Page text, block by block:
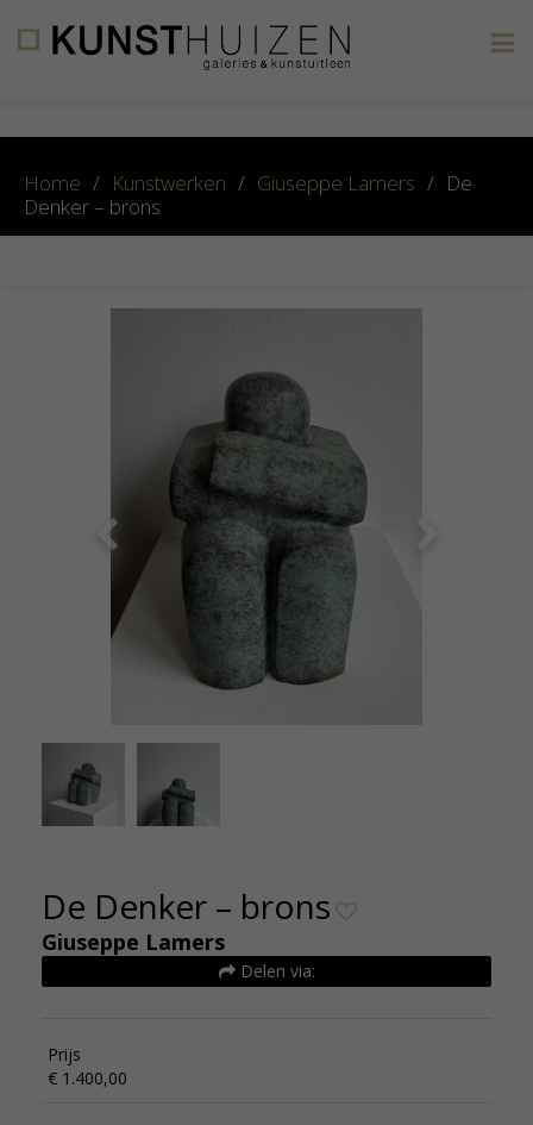
Home / Kunstwerken / Giuseppe Lamers / De
Denker – brons
De Denker – brons
Giuseppe Lamers
Delen via:
Prijs
€ 1.400,00